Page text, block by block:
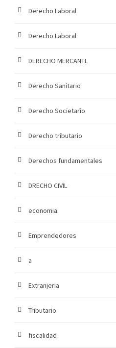
Derecho Laboral
Derecho Laboral
DERECHO MERCANTL
Derecho Sanitario
Derecho Societario
Derecho tributario
Derechos fundamentales
DRECHO CIVIL
economia
Emprendedores
a
Extranjeria
Tributario
fiscalidad